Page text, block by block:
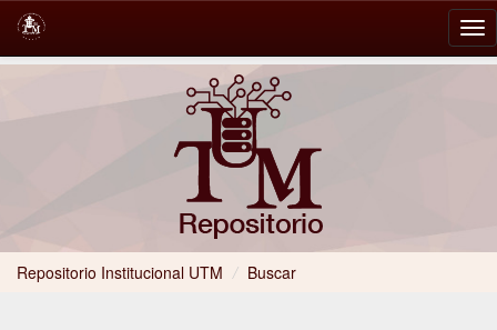
Repositorio Institucional UTM / Buscar